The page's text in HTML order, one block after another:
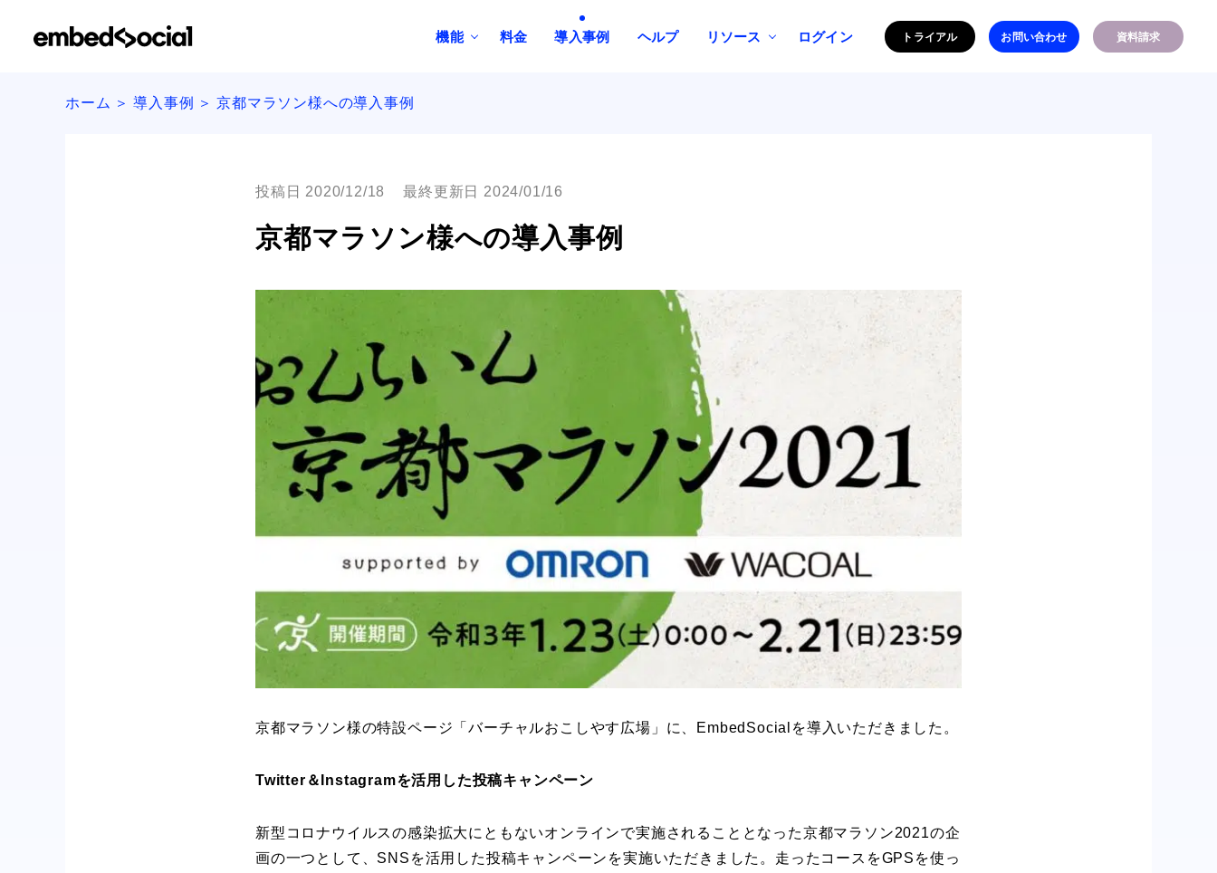
機能 料金 導入事例 ヘルプ リソース ログイン トライアル お問い合わせ 資料請求
ホーム 導入事例 京都マラソン様への導入事例
投稿日 2020/12/18 最終更新日 2024/01/16
京都マラソン様への導入事例
京都マラソン様の特設ページ「バーチャルおこしやす広場」に、EmbedSocialを導入いただきました。
Twitter＆Instagramを活用した投稿キャンペーン
新型コロナウイルスの感染拡大にともないオンラインで実施されることとなった京都マラソン2021の企
画の一つとして、SNSを活用した投稿キャンペーンを実施いただきました。走ったコースをGPSを使っ